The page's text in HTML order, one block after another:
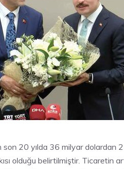
son 20 yılda 36 milyar dolardan
olduğu belirtilmiştir. Ticaretin